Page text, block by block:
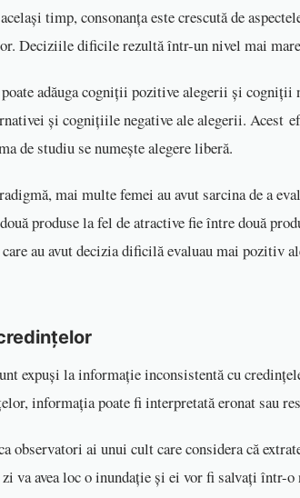
timp, consonanța este crescută de
Deciziile dificile rezultă într-un nivel mai
poate adăuga cogniții pozitive alegerii și cogniții
și cognițiile negative ale alegerii. Acest
de studiu se numește alegere liberă.
mai multe femei au avut sarcina de a
produse la fel de atractive fie între două
au avut decizia dificilă evaluau mai pozitiv
expuși la informație inconsistentă cu
informația poate fi interpretată eronat sau
observatori ai unui cult care considera că
va avea loc o inundație și ei vor fi salvați într-o